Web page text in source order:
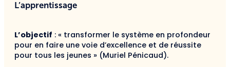
L’apprentissage
L’objectif : « transformer le système en profondeur
pour en faire une voie d’excellence et de réussite
pour tous les jeunes » (Muriel Pénicaud).